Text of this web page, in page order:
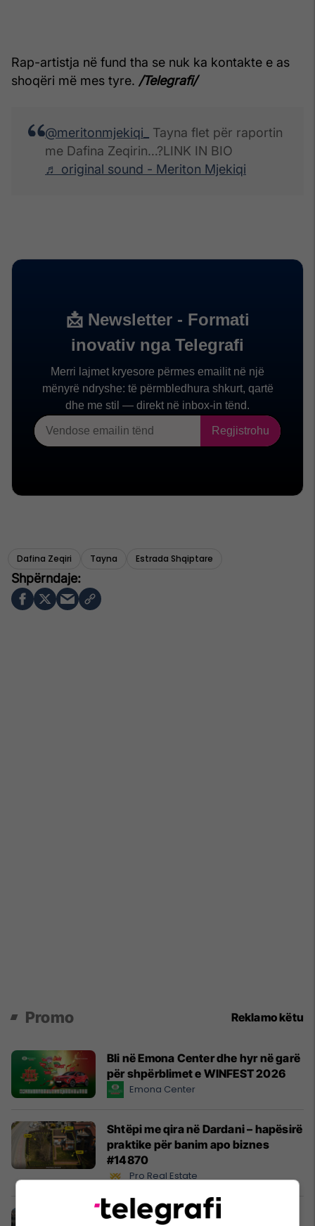
Rap-artistja në fund tha se nuk ka kontakte e as
shoqëri më mes tyre. /Telegrafi/
@meritonmjekiqi_
Tayna flet për raportin
me Dafina Zeqirin…?LINK IN BIO
♬ original sound - Meriton Mjekiqi
Dafina Zeqiri Tayna Estrada Shqiptare
Promo Reklamo këtu
Bli në Emona Center dhe hyr në garë
për shpërblimet e WINFEST 2026
Emona Center
Shtëpi me qira në Dardani – hapësirë
praktike për banim apo biznes
#14870
Pro Real Estate
Korriku vjen me ofertë speciale all